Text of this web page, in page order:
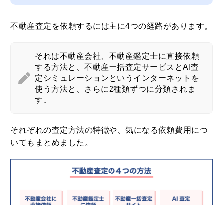
不動産査定を依頼するには主に4つの経路があります。
それは不動産会社、不動産鑑定士に直接依頼
する方法と、不動産一括査定サービスとAI査
定シミュレーションというインターネットを
使う方法と、さらに2種類ずつに分類されま
す。
それぞれの査定方法の特徴や、気になる依頼費用につ
いてもまとめました。